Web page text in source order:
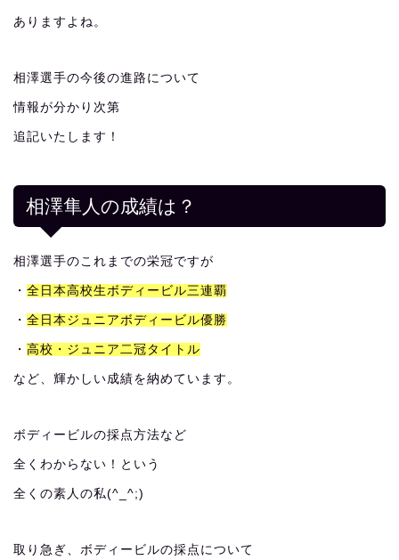
ありますよね。
相澤選手の今後の進路について
情報が分かり次第
追記いたします！
相澤隼人の成績は？
相澤選手のこれまでの栄冠ですが
・ 全日本高校生ボディービル三連覇
・ 全日本ジュニアボディービル優勝
・ 高校・ジュニア二冠タイトル
など、輝かしい成績を納めています。
ボディービルの採点方法など
全くわからない！という
全くの素人の私(^_^;)
取り急ぎ、ボディービルの採点について